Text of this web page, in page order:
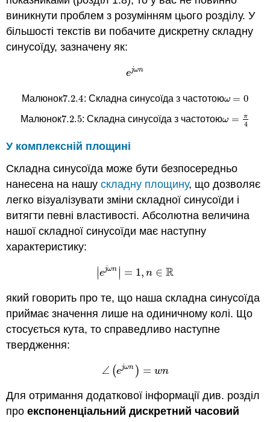
виникнути проблем з розумінням цього розділу. У
більшості текстів ви побачите дискретну складну
синусоїду, зазначену як:
ejωn
ejωn
Малюнок7.2.4
7.2.4: Складна синусоїда з частотоюω = 0
ω =0
Малюнок7.2.5
7.2.5: Складна синусоїда з частотоюω = π
4
ω =π 4
У комплексній площині
Складна синусоїда може бути безпосередньо
нанесена на нашускладну площину, що дозволяє
легко візуалізувати зміни складної синусоїди і
витягти певні властивості. Абсолютна величина
нашої складної синусоїди має наступну
характеристику:
∣∣ejωn ∣∣ = 1, n ∈ R
|ejω n|=1, n∈R
який говорить про те, що наша складна синусоїда
приймає значення лише на одиничному колі. Що
стосується кута, то справедливо наступне
твердження:
∠ (ejωn ) = wn
∠(ejω n )= wn
Для отримання додаткової інформації див. розділ
проекспоненціальний дискретний часовий